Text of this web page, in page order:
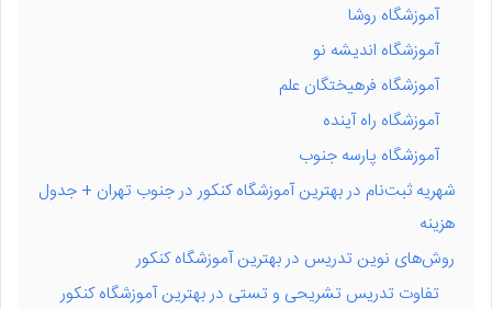
آموزشگاه روشا
آموزشگاه اندیشه نو
آموزشگاه فرهیختگان علم
آموزشگاه راه آینده
آموزشگاه پارسه جنوب
شهریه ثبت‌نام در بهترین آموزشگاه کنکور در جنوب تهران + جدول
هزینه
روش‌های نوین تدریس در بهترین آموزشگاه کنکور
تفاوت تدریس تشریحی و تستی در بهترین آموزشگاه کنکور